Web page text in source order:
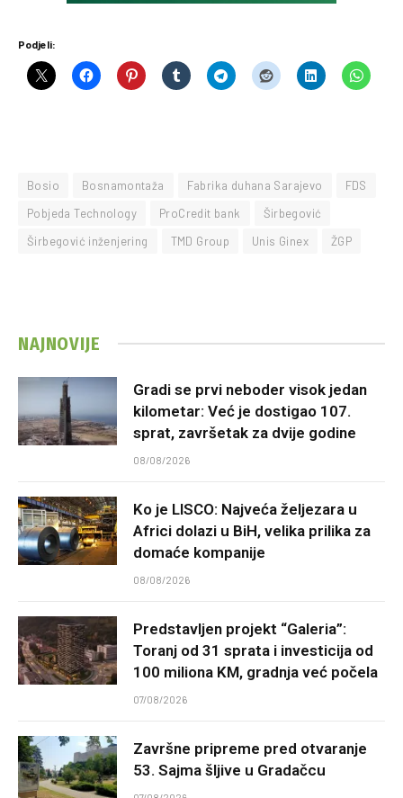
Podjeli:
Bosio Bosnamontaža Fabrika duhana Sarajevo
FDS
Pobjeda Technology
ProCredit bank
Širbegović
Širbegović inženjering
TMD Group Unis Ginex ŽGP
NAJNOVIJE
Gradi se prvi neboder visok jedan
kilometar: Već je dostigao 107.
sprat, završetak za dvije godine
08/08/2026
Ko je LISCO: Najveća željezara u
Africi dolazi u BiH, velika prilika za
domaće kompanije
08/08/2026
Predstavljen projekt “Galeria”:
Toranj od 31 sprata i investicija od
100 miliona KM, gradnja već počela
07/08/2026
Završne pripreme pred otvaranje
53. Sajma šljive u Gradačcu